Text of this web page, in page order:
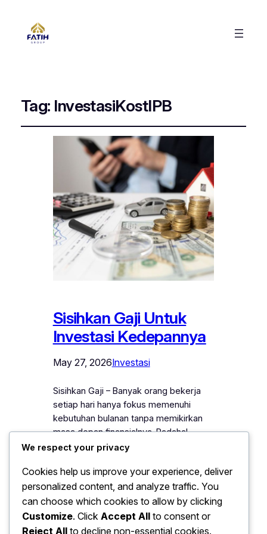
Tag: InvestasiKostIPB
Sisihkan Gaji Untuk
Investasi Kedepannya
May 27, 2026Investasi
Sisihkan Gaji – Banyak orang bekerja
setiap hari hanya fokus memenuhi
kebutuhan bulanan tanpa memikirkan
masa depan finansialnya. Padahal,
penghasilan yang diterima setiap bulan
untuk kebutuhan sehari-hari, tetapi juga
mulai disisihkan untuk investasi jangka
panjang. Kebiasaan menghabiskan
seluruh gaji tanpa perencanaan sering
membuat seseorang kesulitan
We respect your privacy
Cookies help us improve your experience, deliver
personalized content, and analyze traffic. You
can choose which cookies to allow by clicking
Customize. Click Accept All to consent or
Reject All to decline non-essential cookies.